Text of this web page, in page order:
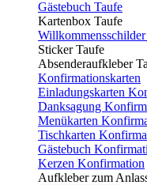
Gästebuch Taufe
Kartenbox Taufe
Sticker Taufe
Absenderaufkleber
Konfirmationskarten
Einladungskarten
Danksagung
Menükarten
Tischkarten
Gästebuch
Kerzen Konfirmation
Aufkleber zum